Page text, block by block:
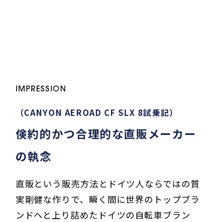
IMPRESSION
（CANYON AEROAD CF SLX 8試乗記）
倹約的かつ合理的な直販メーカー
の執念
直販という販売方法とドイツ人ならではの質
実剛健な作りで、瞬く間に世界のトップブラ
ンドへと上り詰めたドイツの自転車ブラン